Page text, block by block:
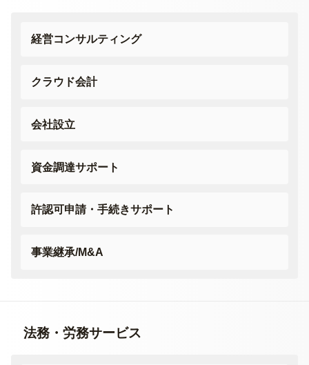
経営コンサルティング
クラウド会計
会社設立
資金調達サポート
許認可申請・手続きサポート
事業継承/M&A
法務・労務サービス